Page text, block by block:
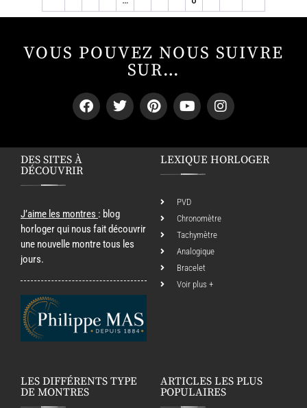
VOUS POUVEZ NOUS SUIVRE
SUR…
DES SITES À
DÉCOUVRIR
J’aime les montres : blog
horloger qui nous fait découvrir
une nouvelle montre tous les
jours.
LEXIQUE HORLOGER
PVD
Chronomètre
Tachymètre
Analogique
Bracelet
Voir plus +
LES DIFFÉRENTS TYPE
DE MONTRES
ARTICLES LES PLUS
POPULAIRES